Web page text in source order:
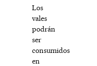
Los
vales
podrán
ser
consumidos
en